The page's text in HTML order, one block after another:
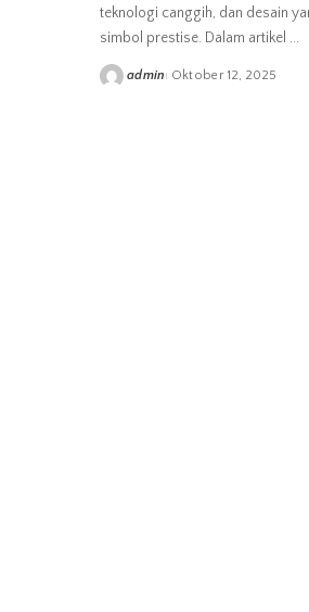
teknologi canggih, dan desain
simbol prestise. Dalam artikel ...
Posted
admin Oktober 12, 2025